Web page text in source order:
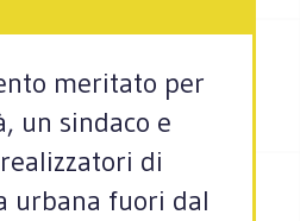
meritato per
un sindaco e
di
urbana fuori dal